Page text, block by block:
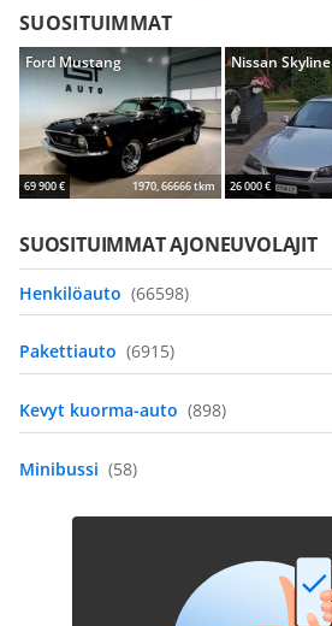
SUOSITUIMMAT
Ford Mustang
69 900 € 1970, 66666 tkm
Nissan Skyline
26 000 €
SUOSITUIMMAT AJONEUVOLAJIT
(66598)
(6915)
(898)
(58)